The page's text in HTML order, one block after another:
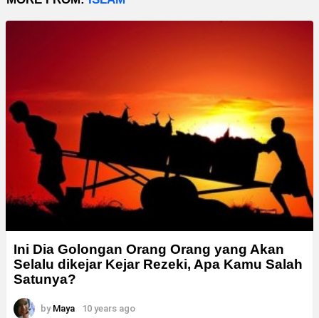
Ini Dia Golongan Orang Orang yang Akan
Selalu dikejar Kejar Rezeki, Apa Kamu Salah
Satunya?
by Maya 10 years ago